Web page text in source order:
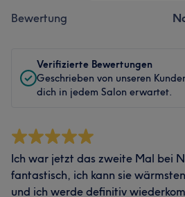
Bewertung
Verifizierte Bewertungen
Geschrieben von unseren
dich in jedem Salon erwartet.
Ich war jetzt das zweite Mal bei
fantastisch, ich kann sie
und ich werde definitiv